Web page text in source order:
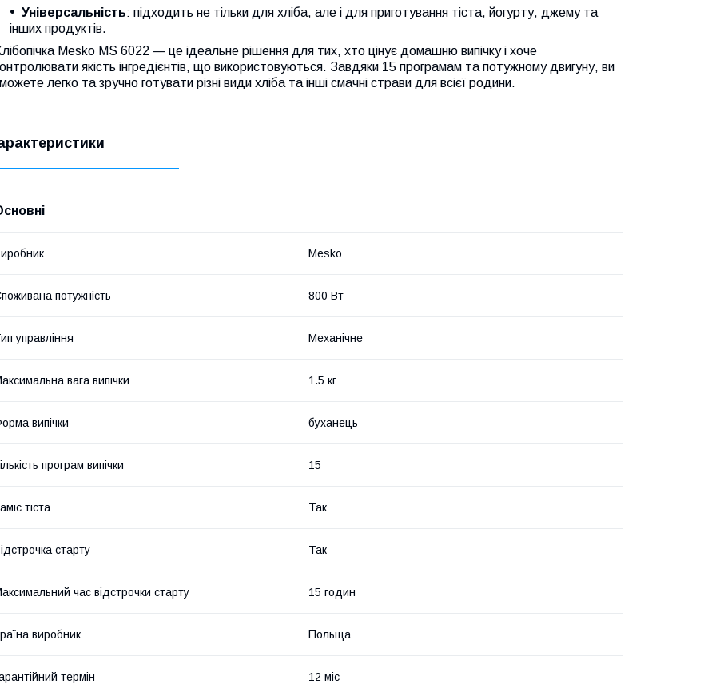
Універсальність: підходить не тільки для хліба, але і для приготування тіста, йогурту, джему та
інших продуктів.
Mesko MS 6022 — це ідеальне рішення для тих, хто цінує домашню випічку і хоче
якість інгредієнтів, що використовуються. Завдяки 15 програмам та потужному двигуну, ви
легко та зручно готувати різні види хліба та інші смачні страви для всієї родини.
Mesko
потужність 800 Вт
управління Механічне
вага випічки 1.5 кг
випічки буханець
програм випічки 15
тіста Так
старту Так
час відстрочки старту 15 годин
виробник Польща
термін 12 міс